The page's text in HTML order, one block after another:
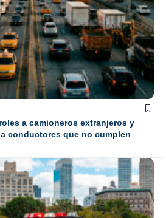
a camioneros extranjeros y
conductores que no cumplen